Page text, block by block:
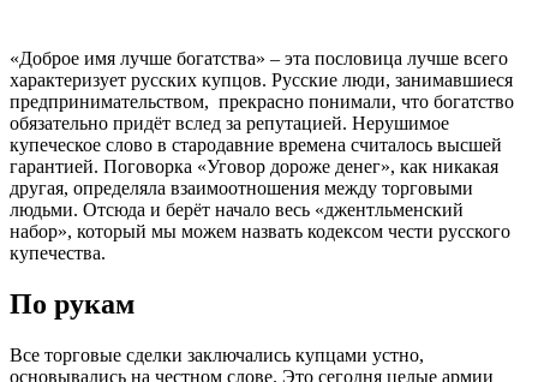
«Доброе имя лучше богатства» – эта пословица лучше всего
характеризует русских купцов. Русские люди, занимавшиеся
предпринимательством, прекрасно понимали, что богатство
обязательно придёт вслед за репутацией. Нерушимое
купеческое слово в стародавние времена считалось высшей
гарантией. Поговорка «Уговор дороже денег», как никакая
другая, определяла взаимоотношения между торговыми
людьми. Отсюда и берёт начало весь «джентльменский
набор», который мы можем назвать кодексом чести русского
купечества.
По рукам
Все торговые сделки заключались купцами устно,
основывались на честном слове. Это сегодня целые армии